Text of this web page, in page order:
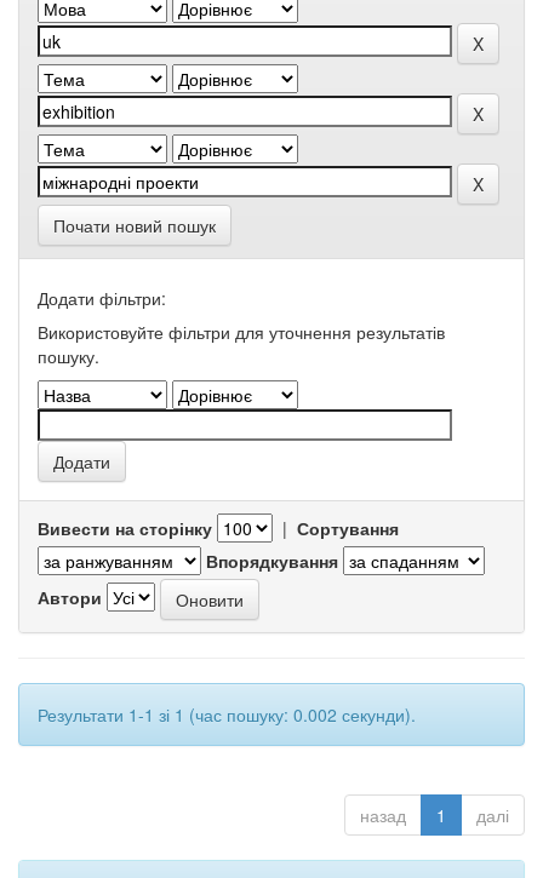
Почати новий пошук
Додати фільтри:
Використовуйте фільтри для уточнення результатів
пошуку.
Вивести на сторінку | Сортування
Впорядкування
Автори
Результати 1-1 зі 1 (час пошуку: 0.002 секунди).
назад 1 далі